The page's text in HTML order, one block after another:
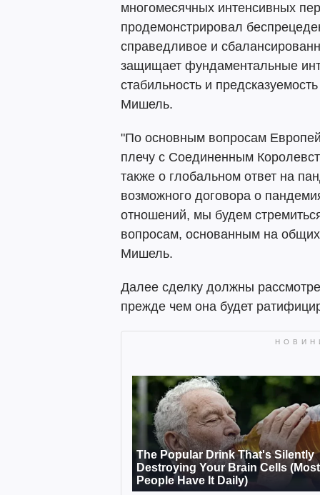
многомесячных интенсивных
продемонстрировал
справедливое и
защищает фундаментальные
стабильность и
Мишель.
"По основным вопросам
плечу с Соединенным
также о глобальном ответ на
возможного договора о
отношений, мы будем
вопросам, основанным на
Мишель.
Далее сделку должны
прежде чем она будет